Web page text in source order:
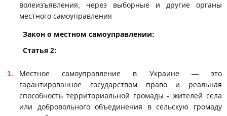
волеизъявления, через выборные и другие органы
местного самоуправления
Закон о местном самоуправлении:
Статья 2:
Местное самоуправление в Украине — это
гарантированное государством право и реальная
способность территориальной громады - жителей села
или добровольного объединения в сельскую громаду